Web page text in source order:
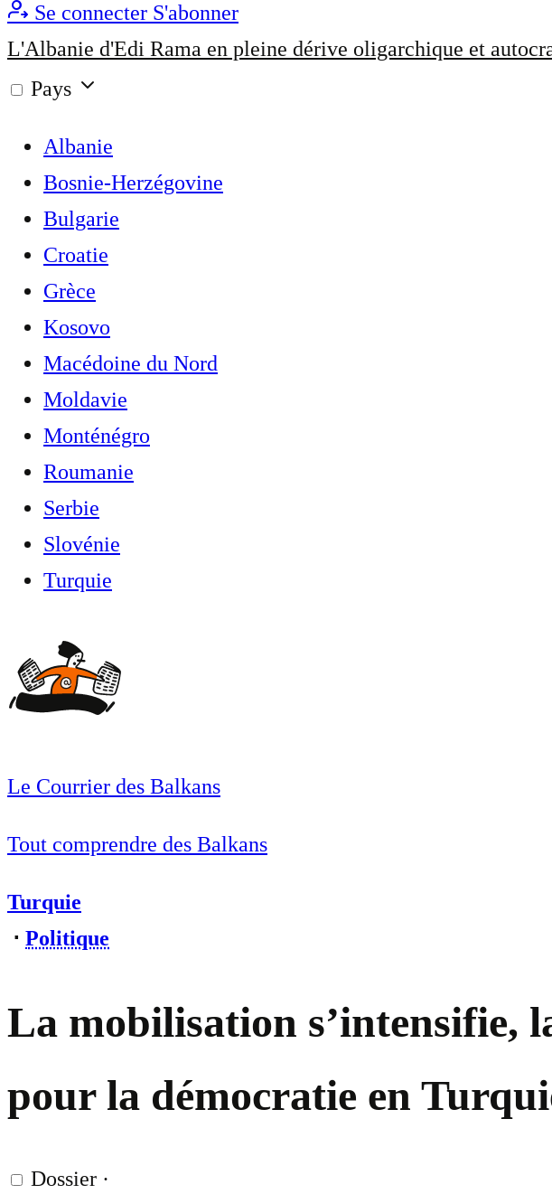
Se connecter S'abonner
L'Albanie d'Edi Rama en pleine dérive oligarchique et
Pays
Albanie
Bosnie-Herzégovine
Bulgarie
Croatie
Grèce
Kosovo
Macédoine du Nord
Moldavie
Monténégro
Roumanie
Serbie
Slovénie
Turquie
Le Courrier des Balkans
Tout comprendre des Balkans
Turquie
⋅ Politique
La mobilisation s’intensifie,
pour la démocratie en
Dossier ·